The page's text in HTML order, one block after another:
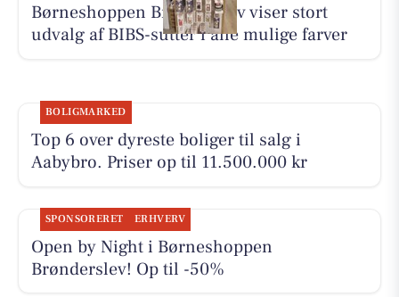
Børneshoppen Brønderslev viser stort
udvalg af BIBS-sutter i alle mulige farver
BOLIGMARKED
Top 6 over dyreste boliger til salg i
Aabybro. Priser op til 11.500.000 kr
SPONSORERET ERHVERV
Open by Night i Børneshoppen
Brønderslev! Op til -50%